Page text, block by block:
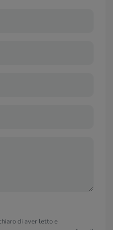
di aver letto e